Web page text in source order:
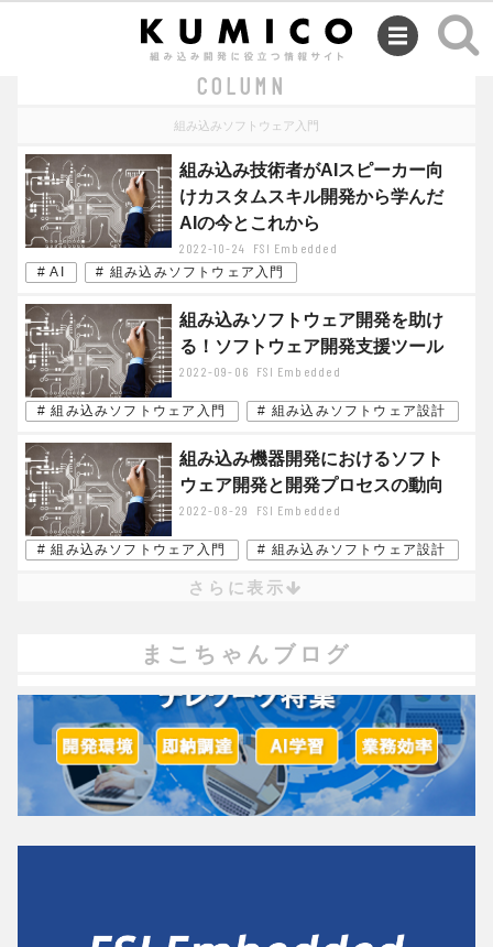
COLUMN
組み込みソフトウェア入門
組み込み技術者がAIスピーカー向
けカスタムスキル開発から学んだ
AIの今とこれから
2022-10-24
FSI Embedded
# AI
# 組み込みソフトウェア入門
組み込みソフトウェア開発を助け
る！ソフトウェア開発支援ツール
2022-09-06 FSI Embedded
# 組み込みソフトウェア入門 # 組み込みソフトウェア設計
組み込み機器開発におけるソフト
ウェア開発と開発プロセスの動向
2022-08-29 FSI Embedded
# 組み込みソフトウェア入門 # 組み込みソフトウェア設計
さらに表示
まこちゃんブログ